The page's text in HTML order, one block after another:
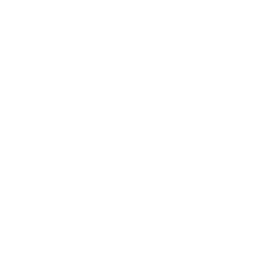
」，卻仍被要求當場
aktiv Omega-3 1400 深海魚
由拆換､精緻港點主題與高度互